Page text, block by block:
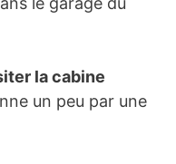
la cabine
un peu par une